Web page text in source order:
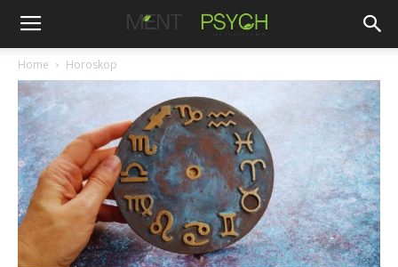
Home Horoskop